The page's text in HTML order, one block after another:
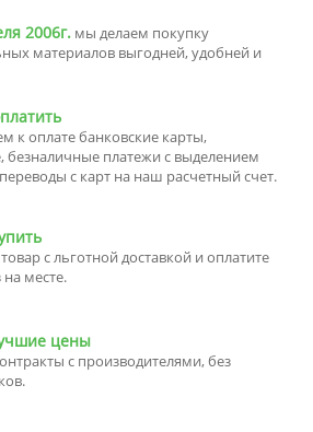
2006г. мы делаем покупку
материалов выгодней, удобней и
к оплате банковские карты,
безналичные платежи с выделением
с карт на наш расчетный счет.
с льготной доставкой и оплатите
месте.
цены
с производителями, без